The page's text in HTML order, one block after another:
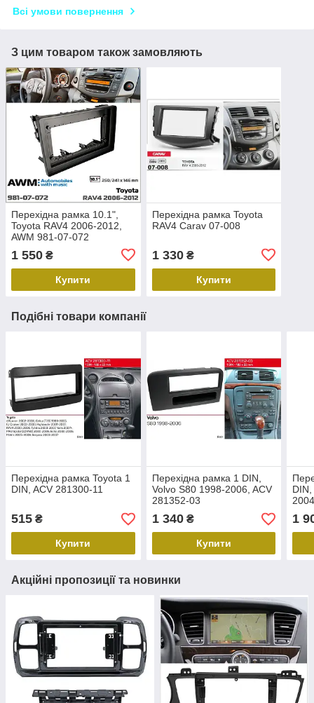
Всі умови повернення
З цим товаром також замовляють
Перехідна рамка 10.1",
Toyota RAV4 2006-2012,
AWM 981-07-072
1 550 ₴
Купити
Перехідна рамка Toyota
RAV4 Carav 07-008
1 330₴
Купити
Подібні товари компанії
Перехідна рамка Toyota 1
DIN, ACV 281300-11
515 ₴
Купити
Перехідна рамка 1 DIN,
Volvo S80 1998-2006, ACV
281352-03
1 340₴
Купити
21-1
1
Акційні пропозиції та новинки